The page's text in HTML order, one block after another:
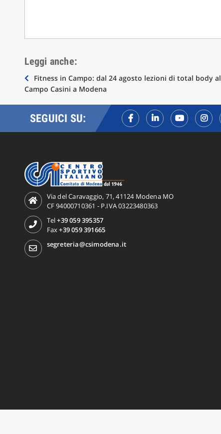
Leggi anche:
Navigazione
articoli
Fitness in Campo: dal 24 agosto lezioni di total body al
Campo Casini a Modena
SEGUICI SU:
Via del Caravaggio, 71, 41124 Modena MO
CF 94000710361 - P.IVA 03223480363
Tel+39 059 395357
Fax+39 059 391665
segreteria@csimodena.it